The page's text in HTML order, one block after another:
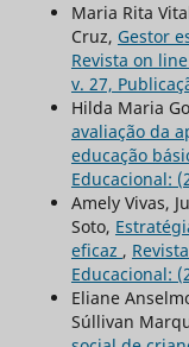
Maria Rita
Cruz, Gestor
Revista on
v. 27,
Hilda Maria
avaliação da
educação
Educacional:
Amely Vivas,
Soto,
eficaz ,
Educacional:
Eliane
Súllivan